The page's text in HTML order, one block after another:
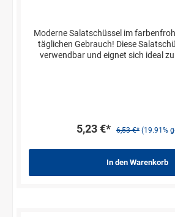
Moderne Salatschüssel im
täglichen Gebrauch! Diese
verwendbar und eignet sich ideal
5,23 €* 6,53 €* (19.91%
In den Warenkorb